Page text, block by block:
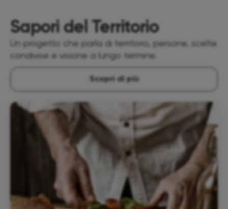
Sapori del Territorio
Un progetto che parla di territorio, persone, scelte
condivise e visione a lungo termine.
Scopri di più